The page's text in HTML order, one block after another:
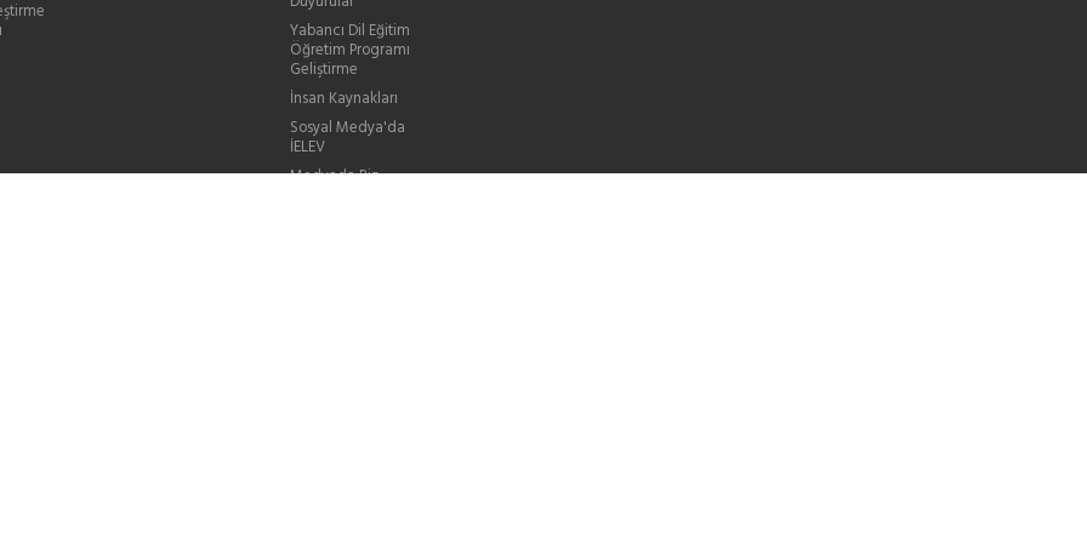
Yabancı Dil Eğitim
Öğretim Programı
Geliştirme
İnsan Kaynakları
Sosyal Medya'da
İELEV
Medyada Biz